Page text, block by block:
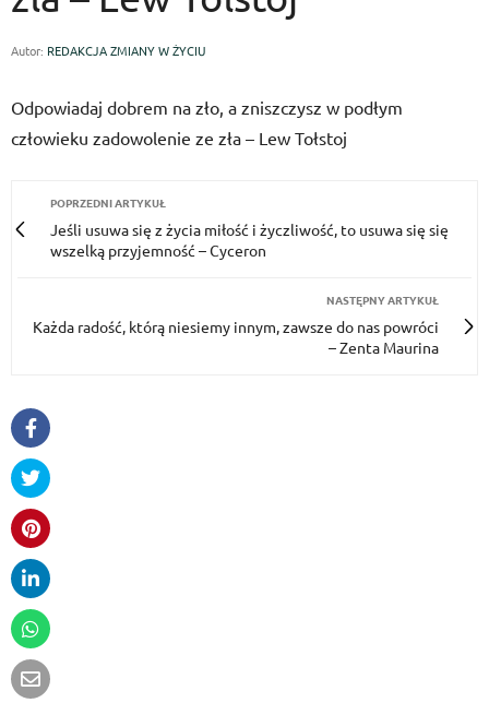
Autor: REDAKCJA ZMIANY W ŻYCIU
Odpowiadaj dobrem na zło, a zniszczysz w podłym
człowieku zadowolenie ze zła – Lew Tołstoj
POPRZEDNI ARTYKUŁ
Jeśli usu­wa się z życia miłość i życzli­wość, to usu­wa się się
wszelką przyjemność – Cyceron
NASTĘPNY ARTYKUŁ
Każda radość, którą niesiemy innym, zawsze do nas powróci
– Zenta Maurina